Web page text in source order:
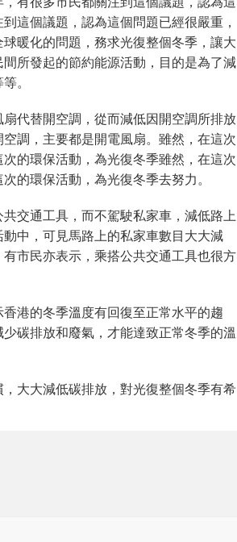
這個議題，認為這個問題已經很嚴重，
暖化的問題，務求光復整個冬季，讓大
所發起的節約能源活動，目的是為了減
。
代替開空調，從而減低因開空調所排放
調，主要都是開電風扇。雖然，在這次
的環保活動，為光復冬季雖然，在這次
的環保活動，為光復冬季去努力。
交通工具，而不駕駛私家車，減低路上
中，可見馬路上的私家車數目大大減
市民亦表示，乘搭公共交通工具也很方
港的冬季溫度有回復至正常水平的趨
碳排放和廢氣，才能達致正常冬季的溫
大大減低碳排放，對光復整個冬季有希